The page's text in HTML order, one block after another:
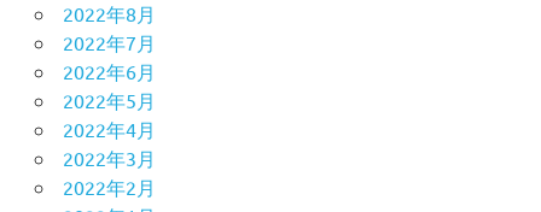
2022年8月
2022年7月
2022年6月
2022年5月
2022年4月
2022年3月
2022年2月